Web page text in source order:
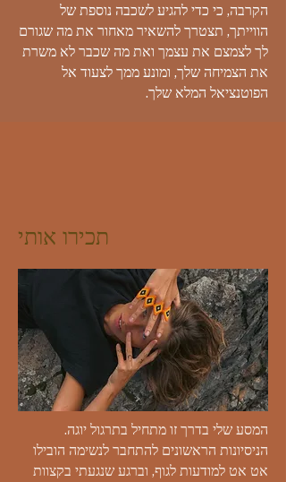
הקרבה, כי כדי להגיע לשכבה נוספת של
הווייתך, תצטרך להשאיר מאחור את מה שגורם
לך לצמצם את עצמך ואת מה שכבר לא משרת
את הצמיחה שלך, ומונע ממך לצעוד אל
הפוטנציאל המלא שלך.
תכירו אותי
המסע שלי בדרך זו מתחיל בתרגול יוגה.
הניסיונות הראשונים להתחבר לנשימה הובילו
אט אט למודעות לגוף, וברגע שנגעתי בקצוות